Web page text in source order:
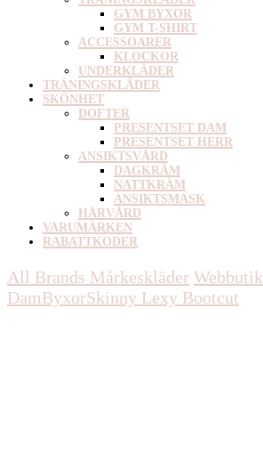
GYM BYXOR
GYM T-SHIRT
ACCESSOARER
KLOCKOR
UNDERKLÄDER
TRÄNINGSKLÄDER
SKÖNHET
DOFTER
PRESENTSET DAM
PRESENTSET HERR
ANSIKTSVÅRD
DAGKRÄM
NATTKRÄM
ANSIKTSMASK
HÅRVÅRD
VARUMÄRKEN
RABATTKODER
All Brands Mårkeskläder Webbutik
DamByxorSkinny Lexy Bootcut